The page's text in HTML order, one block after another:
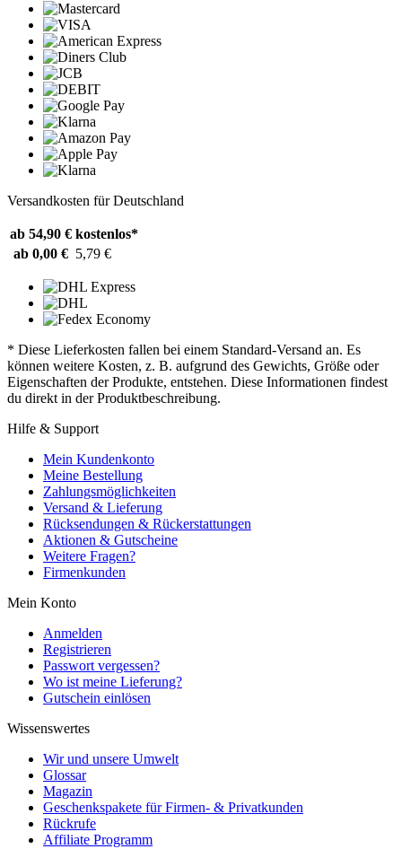
Versandkosten für Deutschland
ab 54,90 € kostenlos*
ab 0,00 € 5,79 €
* Diese Lieferkosten fallen bei einem Standard-Versand an. Es
können weitere Kosten, z. B. aufgrund des Gewichts, Größe oder
Eigenschaften der Produkte, entstehen. Diese Informationen findest
du direkt in der Produktbeschreibung.
Hilfe & Support
Mein Kundenkonto
Meine Bestellung
Zahlungsmöglichkeiten
Versand & Lieferung
Rücksendungen & Rückerstattungen
Aktionen & Gutscheine
Weitere Fragen?
Firmenkunden
Mein Konto
Anmelden
Registrieren
Passwort vergessen?
Wo ist meine Lieferung?
Gutschein einlösen
Wissenswertes
Wir und unsere Umwelt
Glossar
Magazin
Geschenkspakete für Firmen- & Privatkunden
Rückrufe
Affiliate Programm